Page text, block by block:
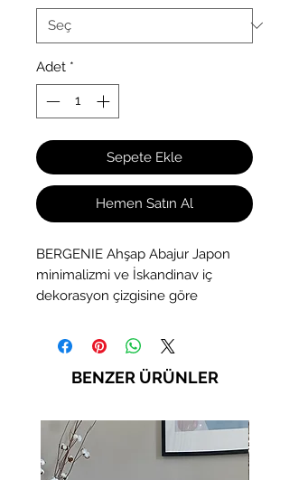
Adet *
Sepete Ekle
Hemen Satın Al
BERGENIE Ahşap Abajur Japon
minimalizmi ve İskandinav iç
dekorasyon çizgisine göre
sade ve özgün tasarım aydınlatma
ürünüdür. Siyah Kestane, Ceviz ve
Çam renklerinde dört renk
doğal dekorasyon ürünleri ile
aydınlatın...Ölçüler: Genişlik: 19 cm
(Küçük Başlık), 33 cm (Büyük
BENZER ÜRÜNLER